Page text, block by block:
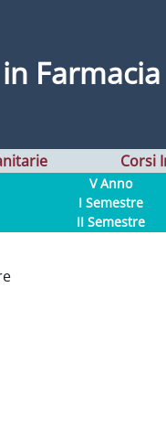
Farmacia
Corsi
V Anno
I Semestre
II Semestre